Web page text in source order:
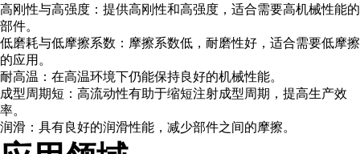
高刚性与高强度：提供高刚性和高强度，适合需要高机械性能的
部件。
低磨耗与低摩擦系数：摩擦系数低，耐磨性好，适合需要低摩擦
的应用。
耐高温：在高温环境下仍能保持良好的机械性能。
成型周期短：高流动性有助于缩短注射成型周期，提高生产效
率。
润滑：具有良好的润滑性能，减少部件之间的摩擦。